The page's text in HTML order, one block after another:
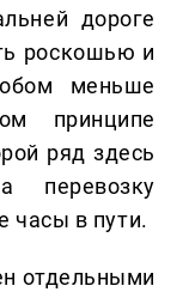
дороге
роскошью и
меньше
принципе
ряд здесь
перевозку
часы в пути.
отдельными